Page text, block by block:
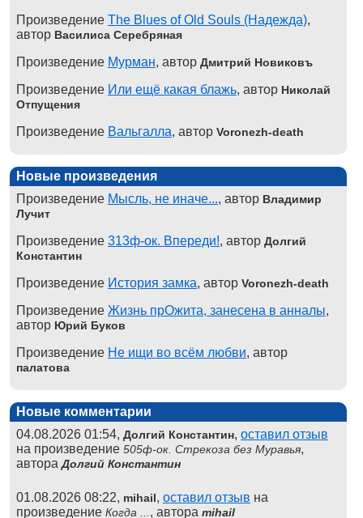
Произведение The Blues of Old Souls (Надежда),
автор Василиса Серебряная
Произведение Мурман, автор Дмитрий Новиковъ
Произведение Или ещё какая блажь, автор Николай
Отпущения
Произведение Вальгалла, автор Voronezh-death
Новые произведения
Произведение Мысль, не иначе..., автор Владимир
Лучит
Произведение 313ф-ок. Впереди!, автор Долгий
Константин
Произведение История замка, автор Voronezh-death
Произведение Жизнь прОжита, занесена в анналы,
автор Юрий Буков
Произведение Не ищи во всём любви, автор
палатова
Новые комментарии
04.08.2026 01:54, Долгий Константин, оставил отзыв
на произведение 505ф-ок. Стрекоза без Муравья,
автораДолгий Константин
01.08.2026 08:22, mihail, оставил отзыв на
произведение Когда ... , автора mihail